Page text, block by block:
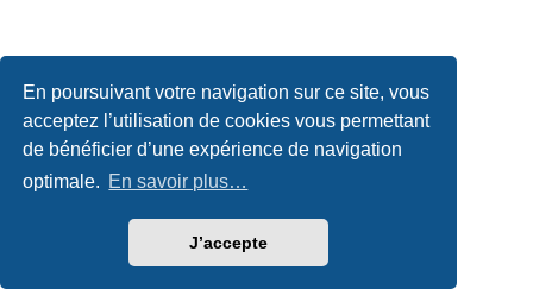
En poursuivant votre navigation sur ce site, vous
acceptez l’utilisation de cookies vous permettant
de bénéficier d’une expérience de navigation
optimale. En savoir plus…
J’accepte